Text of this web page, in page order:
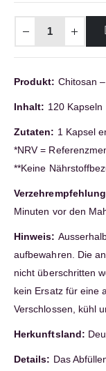
Produkt: Chitosan
Inhalt: 120 Kapseln
Zutaten: 1 Kapsel
*NRV =
**Keine
Minuten vor den
Hinweis:
aufbewahren. Die
nicht überschritten
kein Ersatz für eine
Verschlossen, kühl
Herkunftsland:
Details: Das